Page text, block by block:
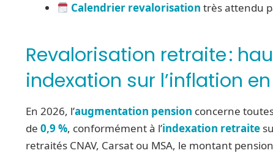
Calendrier revalorisation très attendu
Revalorisation retraite :
indexation sur l’inflation
En 2026, l’augmentation pension concerne
de 0,9 %, conformément à l’indexation retraite
retraités CNAV, Carsat ou MSA, le montant